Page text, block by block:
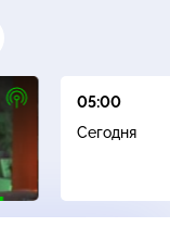
16+
05:00
Сегодня